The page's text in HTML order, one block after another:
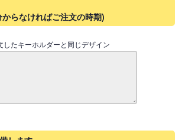
らなければご注文の時期)
たキーホルダーと同じデザイン